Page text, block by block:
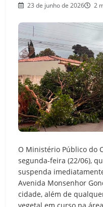
23 de junho de 2026 2
O Ministério Público do
segunda-feira (22/06),
suspenda
Avenida Monsenhor
cidade, além de
vegetal em curso na